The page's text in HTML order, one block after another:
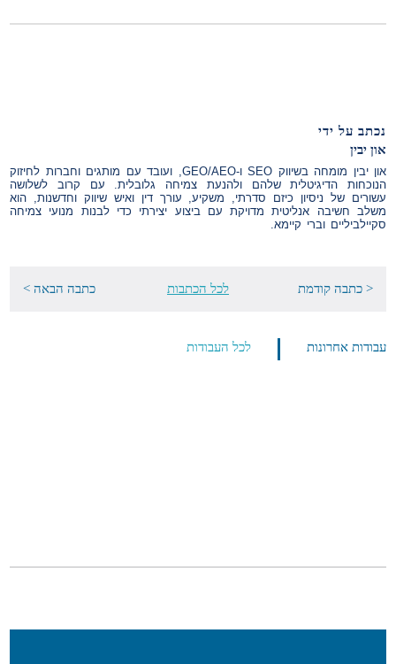
נכתב על ידי
און יבין
און יבין מומחה בשיווק SEO ו-GEO/AEO, ועובד עם מותגים וחברות לחיזוק
הנוכחות הדיגיטלית שלהם ולהנעת צמיחה גלובלית. עם קרוב לשלושה
עשורים של ניסיון כיזם סדרתי, משקיע, עורך דין ואיש שיווק וחדשנות, הוא
משלב חשיבה אנליטית מדויקת עם ביצוע יצירתי כדי לבנות מנועי צמיחה
סקיילביליים וברי קיימא.
< כתבה קודמת לכל הכתבות כתבה הבאה >
עבודות אחרונות לכל העבודות